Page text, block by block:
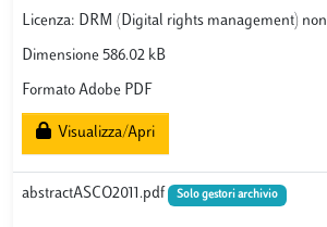
Licenza: DRM (Digital rights management)
Dimensione 586.02 kB
Formato Adobe PDF
Visualizza/Apri
abstractASCO2011.pdf Solo gestori archivio